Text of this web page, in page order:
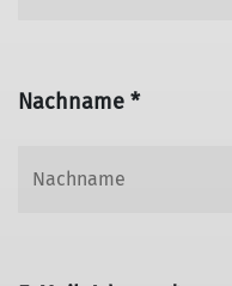
Nachname *